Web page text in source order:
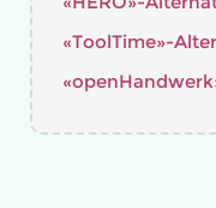
«ToolTime»-